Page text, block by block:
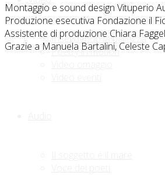
Inseguendo la bellezza
Poetry in motion
Montaggio e sound design Vituperio
Produzione esecutiva Fondazione il
Assistente di produzione Chiara
Grazie a Manuela Bartalini, Celeste